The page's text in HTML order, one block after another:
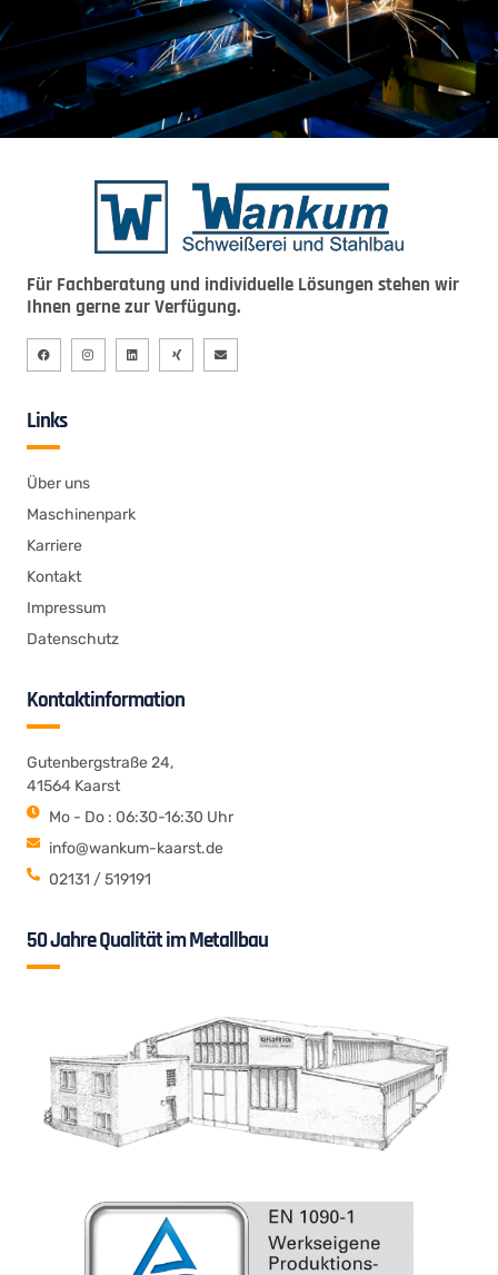
Für Fachberatung und individuelle Lösungen stehen wir
Ihnen gerne zur Verfügung.
Links
Über uns
Maschinenpark
Karriere
Kontakt
Impressum
Datenschutz
Kontaktinformation
Gutenbergstraße 24,
41564 Kaarst
Mo - Do : 06:30-16:30 Uhr
info@wankum-kaarst.de
02131 / 519191
50 Jahre Qualität im Metallbau